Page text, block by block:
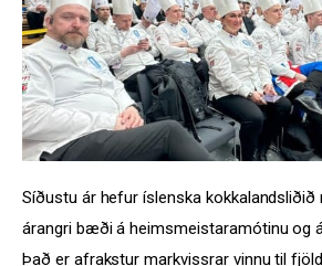
Síðustu ár hefur íslenska
árangri bæði á heimsmeistaramótinu og
Það er afrakstur markvissrar vinnu til